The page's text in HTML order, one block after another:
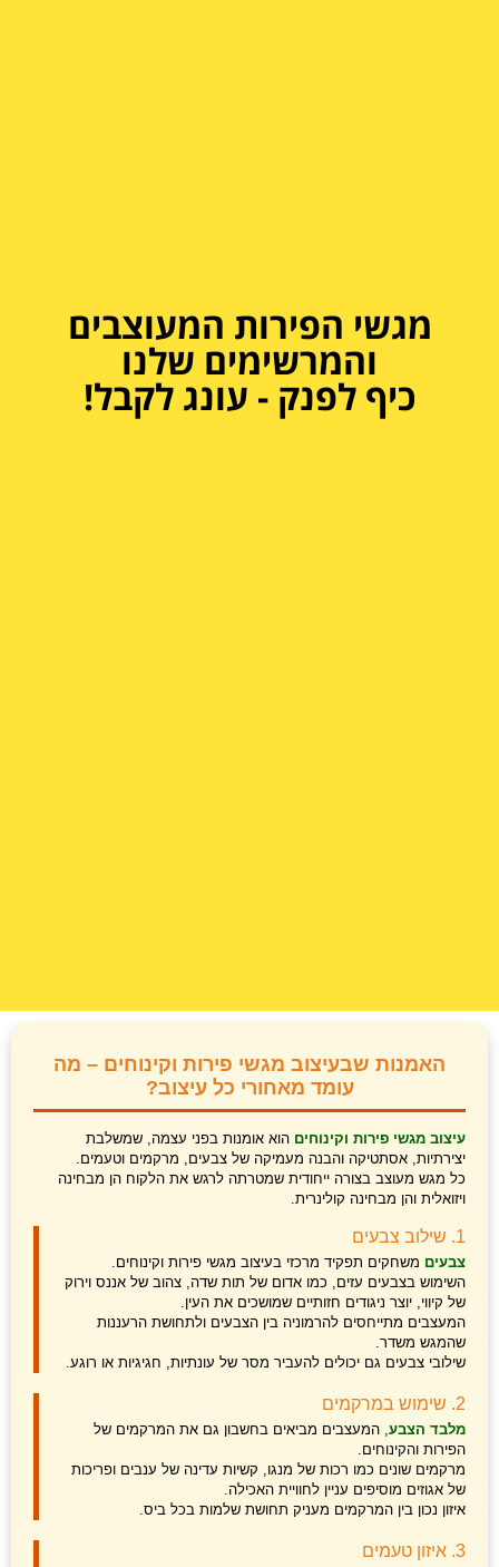
מגשי הפירות המעוצבים
והמרשימים שלנו
כיף לפנק - עונג לקבל!
האמנות שבעיצוב מגשי פירות וקינוחים – מה
עומד מאחורי כל עיצוב?
עיצוב מגשי פירות וקינוחים הוא אומנות בפני עצמה, שמשלבת
יצירתיות, אסתטיקה והבנה מעמיקה של צבעים, מרקמים וטעמים.
כל מגש מעוצב בצורה ייחודית שמטרתה לרגש את הלקוח הן מבחינה
ויזואלית והן מבחינה קולינרית.
1. שילוב צבעים
צבעים משחקים תפקיד מרכזי בעיצוב מגשי פירות וקינוחים.
השימוש בצבעים עזים, כמו אדום של תות שדה, צהוב של אננס וירוק
של קיווי, יוצר ניגודים חזותיים שמושכים את העין.
המעצבים מתייחסים להרמוניה בין הצבעים ולתחושת הרעננות
שהמגש משדר.
שילובי צבעים גם יכולים להעביר מסר של עונתיות, חגיגיות או רוגע.
2. שימוש במרקמים
מלבד הצבע, המעצבים מביאים בחשבון גם את המרקמים של
הפירות והקינוחים.
מרקמים שונים כמו רכות של מנגו, קשיות עדינה של ענבים ופריכות
של אגוזים מוסיפים עניין לחוויית האכילה.
איזון נכון בין המרקמים מעניק תחושת שלמות בכל ביס.
3. איזון טעמים